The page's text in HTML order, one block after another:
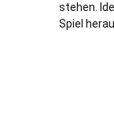
stehen.
Spiel